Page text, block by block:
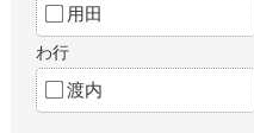
用田
わ行
渡内